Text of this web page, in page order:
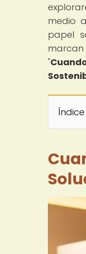
medio
papel
"
Índice